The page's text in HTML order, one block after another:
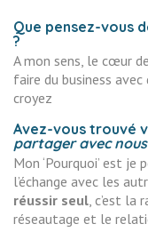
Que pensez-vous
?
A mon sens, le cœur
faire du business
croyez
Avez-vous trouvé
partager avec nous
Mon ‘Pourquoi’ est
l’échange avec les
réussir seul, c’est la
réseautage et le